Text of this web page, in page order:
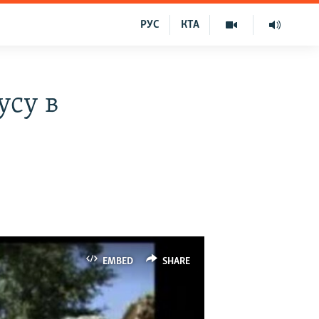
КТА
РУС
в
EMBED SHARE